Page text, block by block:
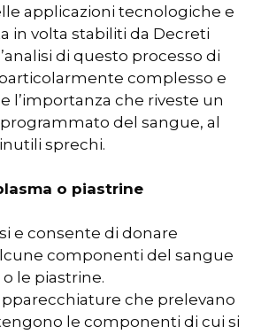
applicazioni tecnologiche e
in volta stabiliti da Decreti
di questo processo di
complesso e
l’importanza che riveste un
del sangue, al
sprechi.
o piastrine
e consente di donare
componenti del sangue
le piastrine.
che prelevano
le componenti di cui si